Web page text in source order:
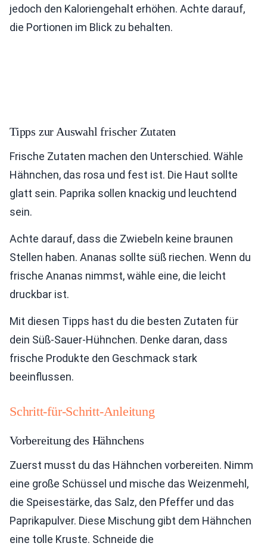
jedoch den Kaloriengehalt erhöhen. Achte darauf,
die Portionen im Blick zu behalten.
Tipps zur Auswahl frischer Zutaten
Frische Zutaten machen den Unterschied. Wähle
Hähnchen, das rosa und fest ist. Die Haut sollte
glatt sein. Paprika sollen knackig und leuchtend
sein.
Achte darauf, dass die Zwiebeln keine braunen
Stellen haben. Ananas sollte süß riechen. Wenn du
frische Ananas nimmst, wähle eine, die leicht
druckbar ist.
Mit diesen Tipps hast du die besten Zutaten für
dein Süß-Sauer-Hühnchen. Denke daran, dass
frische Produkte den Geschmack stark
beeinflussen.
Schritt-für-Schritt-Anleitung
Vorbereitung des Hähnchens
Zuerst musst du das Hähnchen vorbereiten. Nimm
eine große Schüssel und mische das Weizenmehl,
die Speisestärke, das Salz, den Pfeffer und das
Paprikapulver. Diese Mischung gibt dem Hähnchen
eine tolle Kruste. Schneide die